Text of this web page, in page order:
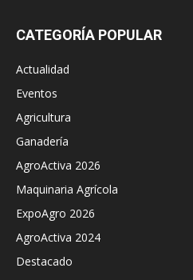
CATEGORÍA POPULAR
Actualidad
Eventos
Agricultura
Ganadería
AgroActiva 2026
Maquinaria Agrícola
ExpoAgro 2026
AgroActiva 2024
Destacado